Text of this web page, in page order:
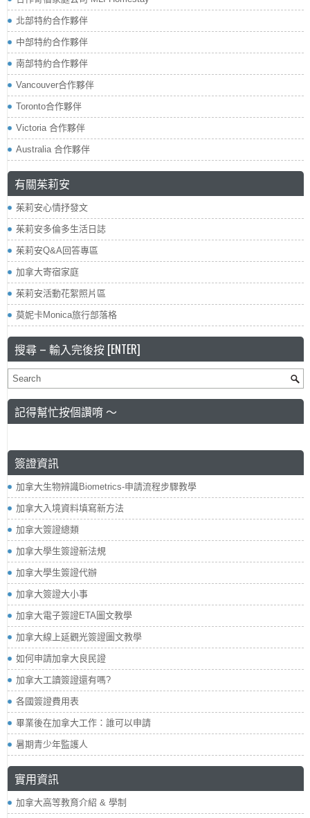
北部特約合作夥伴
中部特約合作夥伴
南部特約合作夥伴
Vancouver合作夥伴
Toronto合作夥伴
Victoria 合作夥伴
Australia 合作夥伴
有關茱莉安
茱莉安心情抒發文
茱莉安多倫多生活日誌
茱莉安Q&A回答專區
加拿大寄宿家庭
茱莉安活動花絮照片區
莫妮卡Monica旅行部落格
搜尋 – 輸入完後按 [ENTER]
記得幫忙按個讚唷 ～
簽證資訊
加拿大生物辨識Biometrics-申請流程步驟教學
加拿大入境資料填寫新方法
加拿大簽證總類
加拿大學生簽證新法規
加拿大學生簽證代辦
加拿大簽證大小事
加拿大電子簽證ETA圖文教學
加拿大線上延觀光簽證圖文教學
如何申請加拿大良民證
加拿大工讀簽證還有嗎?
各國簽證費用表
畢業後在加拿大工作：誰可以申請
暑期青少年監護人
實用資訊
加拿大高等教育介紹 & 學制